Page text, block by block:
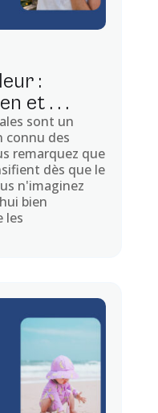
:
et . . .
sont un
connu des
remarquez que
dès que le
n'imaginez
bien
les